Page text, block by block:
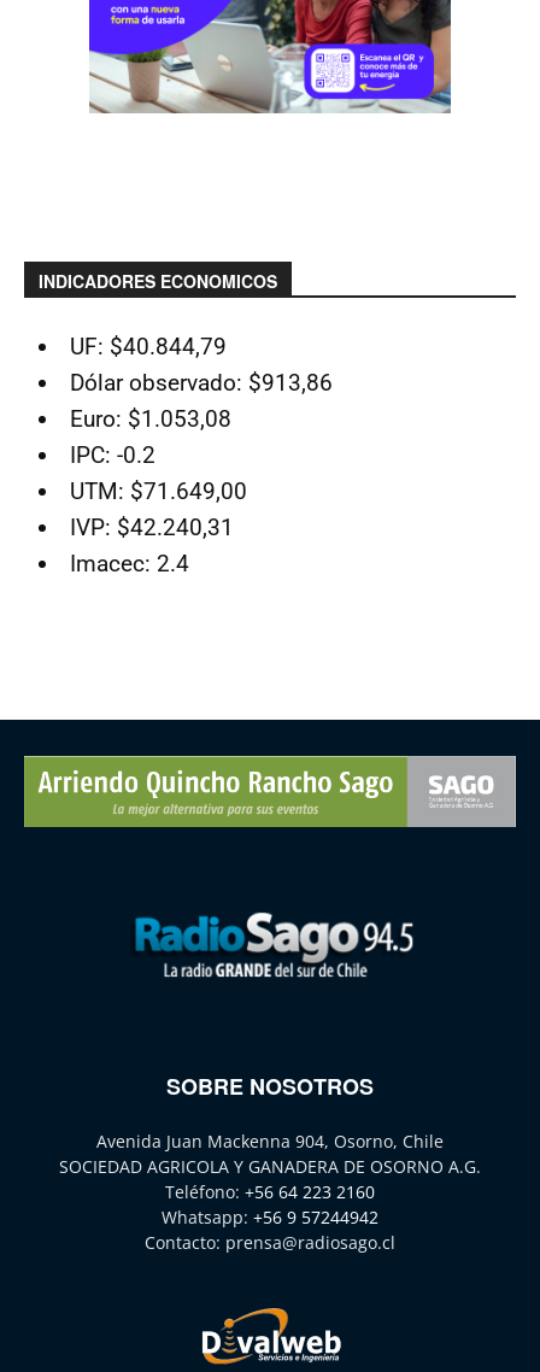
INDICADORES ECONOMICOS
UF: $40.844,79
Dólar observado: $913,86
Euro: $1.053,08
IPC: -0.2
UTM: $71.649,00
IVP: $42.240,31
Imacec: 2.4
SOBRE NOSOTROS
Avenida Juan Mackenna 904, Osorno, Chile
SOCIEDAD AGRICOLA Y GANADERA DE OSORNO A.G.
Teléfono: +56 64 223 2160
Whatsapp: +56 9 57244942
Contacto: prensa@radiosago.cl